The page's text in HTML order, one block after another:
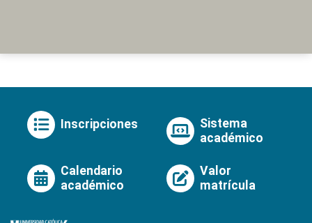
Inscripciones
Sistema
académico
Calendario
académico
Valor
matrícula